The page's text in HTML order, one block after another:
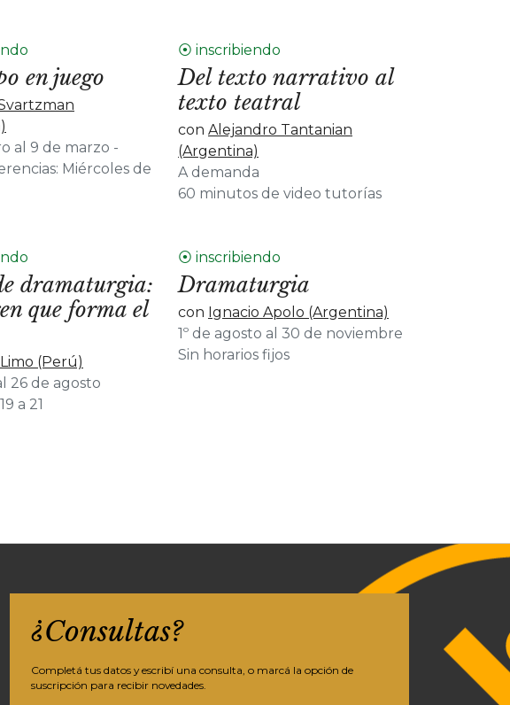
en juego
al 9 de marzo -
Miércoles de
⦿ inscribiendo
Del texto narrativo al
texto teatral
con Alejandro Tantanian
(Argentina)
A demanda
60 minutos de video tutorías
dramaturgia:
que forma el
(Perú)
26 de agosto
a 21
⦿ inscribiendo
Dramaturgia
con Ignacio Apolo (Argentina)
1º de agosto al 30 de noviembre
Sin horarios fijos
¿Consultas?
Completá tus datos y escribí una consulta, o marcá la opción de
suscripción para recibir novedades.